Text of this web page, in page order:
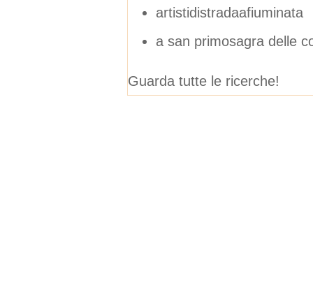
artistidistradaafiuminata
a san primosagra delle
Guarda tutte le ricerche!